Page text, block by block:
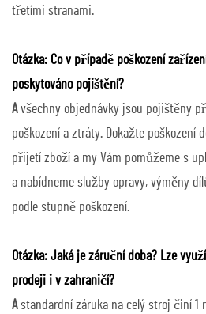
třetími stranami.
Otázka: Co v případě poškození
poskytováno pojištění?
Avšechny objednávky jsou pojištěny
poškození a ztráty. Dokažte poškození
přijetí zboží a my Vám pomůžeme s
a nabídneme služby opravy, výměny
podle stupně poškození.
Otázka: Jaká je záruční doba? Lze
prodeji i v zahraničí?
Astandardní záruka na celý stroj činí 1